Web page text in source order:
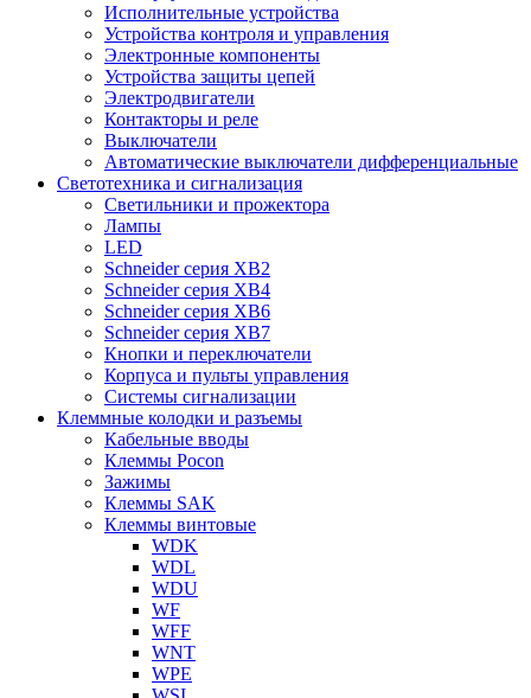
Исполнительные устройства
Устройства контроля и управления
Электронные компоненты
Устройства защиты цепей
Электродвигатели
Контакторы и реле
Выключатели
Автоматические выключатели дифференциальные
Светотехника и сигнализация
Светильники и прожектора
Лампы
LED
Schneider серия XB2
Schneider серия XB4
Schneider серия XB6
Schneider серия XB7
Кнопки и переключатели
Корпуса и пульты управления
Системы сигнализации
Клеммные колодки и разъемы
Кабельные вводы
Клеммы Pocon
Зажимы
Клеммы SAK
Клеммы винтовые
WDK
WDL
WDU
WF
WFF
WNT
WPE